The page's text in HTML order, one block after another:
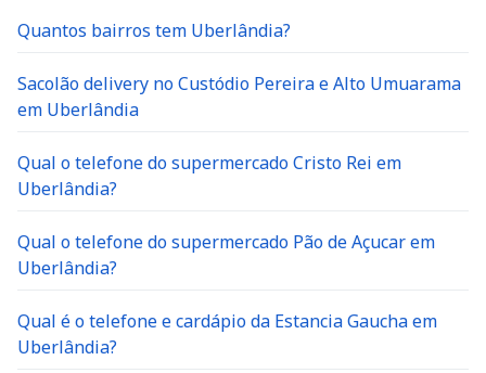
Quantos bairros tem Uberlândia?
Sacolão delivery no Custódio Pereira e Alto Umuarama
em Uberlândia
Qual o telefone do supermercado Cristo Rei em
Uberlândia?
Qual o telefone do supermercado Pão de Açucar em
Uberlândia?
Qual é o telefone e cardápio da Estancia Gaucha em
Uberlândia?